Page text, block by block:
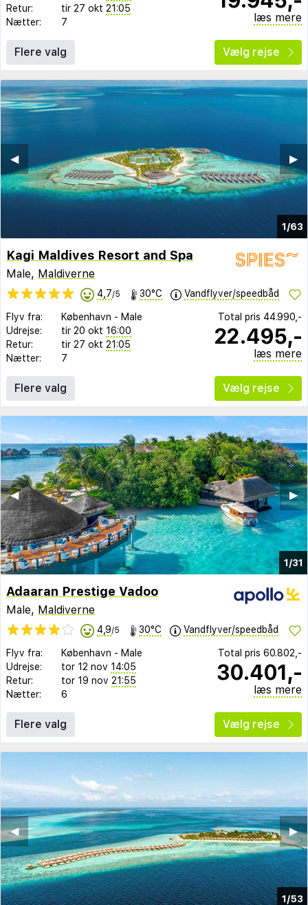
Retur: tir 27 okt 21:05
Nætter:
7 læs mere
Flere valg Vælg rejse
1/63
▶︎
◀︎
Kagi Maldives Resort and Spa
Male, Maldiverne
4,7/5 30°C Vandflyver/speedbåd
Flyv fra: København - Male
Udrejse:
tir 20 okt 16:00
Retur:
tir 27 okt 21:05
Nætter:
7
Total pris 44.990,-
22.495,-
læs mere
Flere valg Vælg rejse
1/31
▶︎
◀︎
Adaaran Prestige Vadoo
Male, Maldiverne
4,9/5 30°C Vandflyver/speedbåd
Flyv fra: København - Male
Udrejse:
tor 12 nov 14:05
Retur:
tor 19 nov 21:55
Nætter:
6
Total pris 60.802,-
30.401,-
læs mere
Flere valg Vælg rejse
1/53
▶︎
◀︎